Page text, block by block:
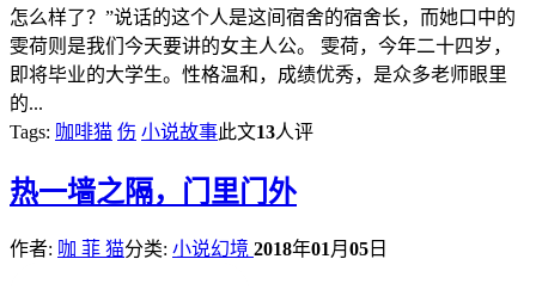
怎么样了？”说话的这个人是这间宿舍的宿舍长，而她口中的
雯荷则是我们今天要讲的女主人公。 雯荷，今年二十四岁，
即将毕业的大学生。性格温和，成绩优秀，是众多老师眼里
的...
Tags: 咖啡猫 伤 小说故事此文13人评
热一墙之隔，门里门外
作者: 咖 菲 猫分类: 小说幻境 2018年01月 05 日